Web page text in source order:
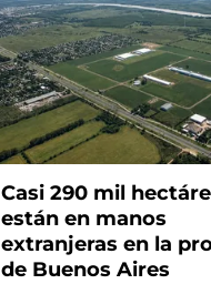
Casi 290 mil
están en manos
extranjeras en la
de Buenos Aires